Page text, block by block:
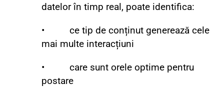
datelor în timp real, poate identifica:
• ce tip de conținut generează cele
mai multe interacțiuni
• care sunt orele optime pentru
postare